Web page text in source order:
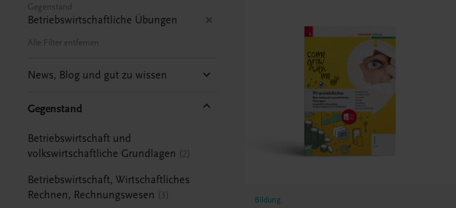
Gegenstand
Betriebswirtschaftliche Übungen
Alle Filter entfernen
News, Blog und gut zu wissen
Gegenstand
Betriebswirtschaft und
volkswirtschaftliche Grundlagen
2
Betriebswirtschaft, Wirtschaftliches
Rechnen, Rechnungswesen
3 Bildung